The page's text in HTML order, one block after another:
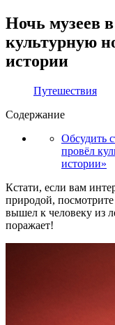
Ночь музеев
культурную
истории
Путешествия
Содержание
Обсудить
провёл
истории»
Кстати, если вам
природой, посмотрите
вышел к человеку из
поражает!